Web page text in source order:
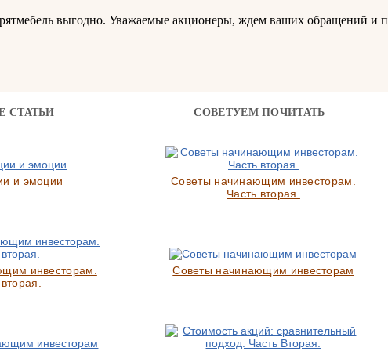
выгодно. Уважаемые акционеры, ждем ваших обращений и
СТАТЬИ СОВЕТУЕМ ПОЧИТАТЬ
и эмоции
Советы начинающим инвесторам.
Часть вторая.
инвесторам.
Советы начинающим инвесторам